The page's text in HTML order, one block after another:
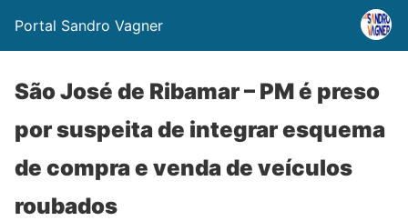
Portal Sandro Vagner
São José de Ribamar – PM é preso
por suspeita de integrar esquema
de compra e venda de veículos
roubados